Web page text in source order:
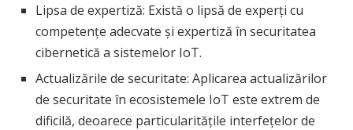
Lipsa de expertiză: Există o lipsă de experți cu
competențe adecvate și expertiză în securitatea
cibernetică a sistemelor IoT.
Actualizările de securitate: Aplicarea actualizărilor
de securitate în ecosistemele IoT este extrem de
dificilă, deoarece particularitățile interfețelor de